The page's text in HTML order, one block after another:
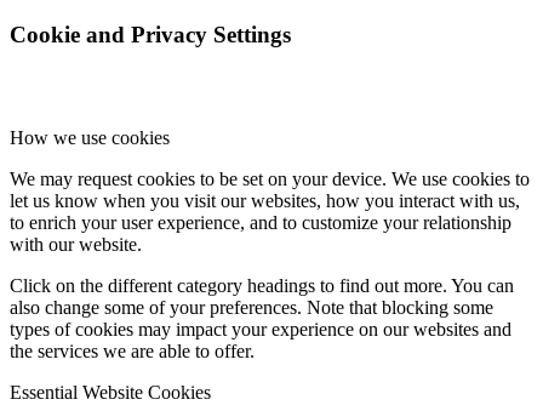
Cookie and Privacy Settings
How we use cookies
We may request cookies to be set on your device. We use cookies to
let us know when you visit our websites, how you interact with us,
to enrich your user experience, and to customize your relationship
with our website.
Click on the different category headings to find out more. You can
also change some of your preferences. Note that blocking some
types of cookies may impact your experience on our websites and
the services we are able to offer.
Essential Website Cookies